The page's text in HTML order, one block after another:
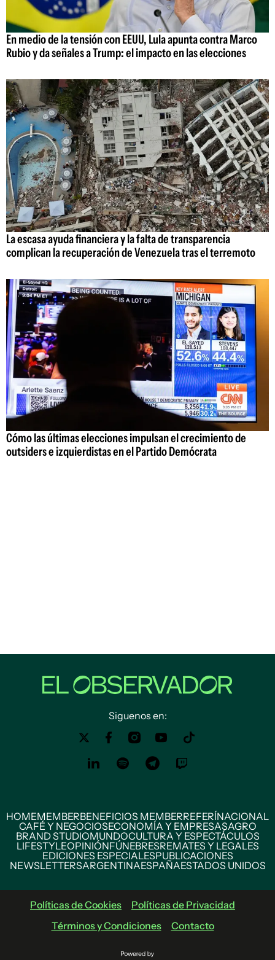
En medio de la tensión con EEUU, Lula apunta contra Marco
Rubio y da señales a Trump: el impacto en las elecciones
La escasa ayuda financiera y la falta de transparencia
complican la recuperación de Venezuela tras el terremoto
Cómo las últimas elecciones impulsan el crecimiento de
outsiders e izquierdistas en el Partido Demócrata
Siguenos en:
HOMEMEMBERBENEFICIOS MEMBERREFERÍNACIONAL
CAFÉ Y NEGOCIOSECONOMÍA Y EMPRESASAGRO
BRAND STUDIOMUNDOCULTURA Y ESPECTÁCULOS
LIFESTYLEOPINIÓNFÚNEBRESREMATES Y LEGALES
EDICIONES ESPECIALESPUBLICACIONES
NEWSLETTERSARGENTINAESPAÑAESTADOS UNIDOS
Políticas de Cookies
Políticas de Privacidad
Términos y Condiciones
Contacto